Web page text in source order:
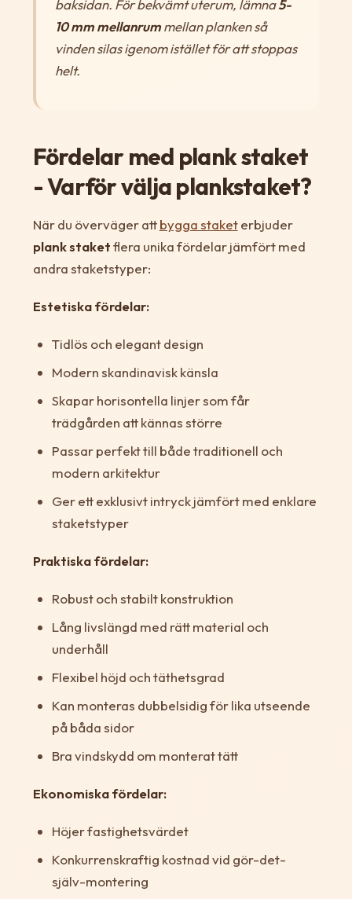
baksidan. För bekvämt uterum, lämna5-
10 mm mellanrummellan planken så
vinden silas igenom istället för att stoppas
helt.
Fördelar med plank staket
- Varför välja plankstaket?
När du överväger attbygga staketerbjuder
plank staketflera unika fördelar jämfört med
andra staketstyper:
Estetiska fördelar:
Tidlös och elegant design
Modern skandinavisk känsla
Skapar horisontella linjer som får
trädgården att kännas större
Passar perfekt till både traditionell och
modern arkitektur
Ger ett exklusivt intryck jämfört med enklare
staketstyper
Praktiska fördelar:
Robust och stabilt konstruktion
Lång livslängd med rätt material och
underhåll
Flexibel höjd och täthetsgrad
Kan monteras dubbelsidig för lika utseende
på båda sidor
Bra vindskydd om monterat tätt
Ekonomiska fördelar:
Höjer fastighetsvärdet
Konkurrenskraftig kostnad vid gör-det-
själv-montering